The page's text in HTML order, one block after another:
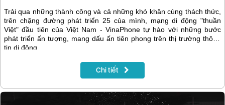
Trải qua những thành công và cả những khó khăn cùng thách thức,
trên chặng đường phát triển 25 của mình, mạng di động "thuần
Việt" đầu tiên của Việt Nam - VinaPhone tự hào với những bước
phát triển ấn tượng, mang dấu ấn tiên phong trên thị trường thông
tin di động.
Chi tiết